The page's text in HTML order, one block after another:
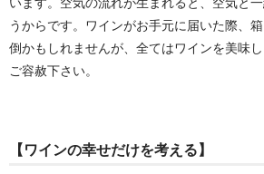
うからです。ワインがお手元に届いた際、
倒かもしれませんが、全てはワインを美味し
ご容赦下さい。
【ワインの幸せだけを考える】